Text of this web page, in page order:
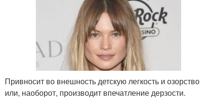
Привносит во внешность детскую легкость и озорство
или, наоборот, производит впечатление дерзости.